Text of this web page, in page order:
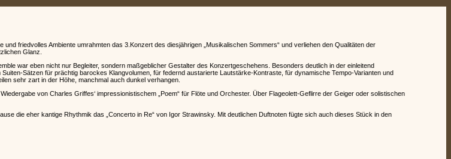
friedvolles Ambiente umrahmten das 3.Konzert des diesjährigen „Musikalischen Sommers“ und verliehen den Qualitäten der
Glanz.
war eben nicht nur Begleiter, sondern maßgeblicher Gestalter des Konzertgeschehens. Besonders deutlich in der einleitend
Sätzen für prächtig barockes Klangvolumen, für federnd austarierte Lautstärke-Kontraste, für dynamische Tempo-Varianten und
sehr zart in der Höhe, manchmal auch dunkel verhangen.
von Charles Griffes‘ impressionistischem „Poem“ für Flöte und Orchester. Über Flageolett-Geflirre der Geiger oder solistischen
die eher kantige Rhythmik das „Concerto in Re“ von Igor Strawinsky. Mit deutlichen Duftnoten fügte sich auch dieses Stück in den